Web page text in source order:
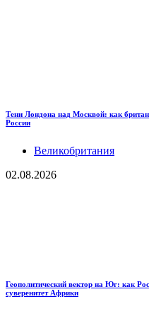
Тени Лондона над Москвой: как
России
Великобритания
02.08.2026
Геополитический вектор на Юг: как
суверенитет Африки